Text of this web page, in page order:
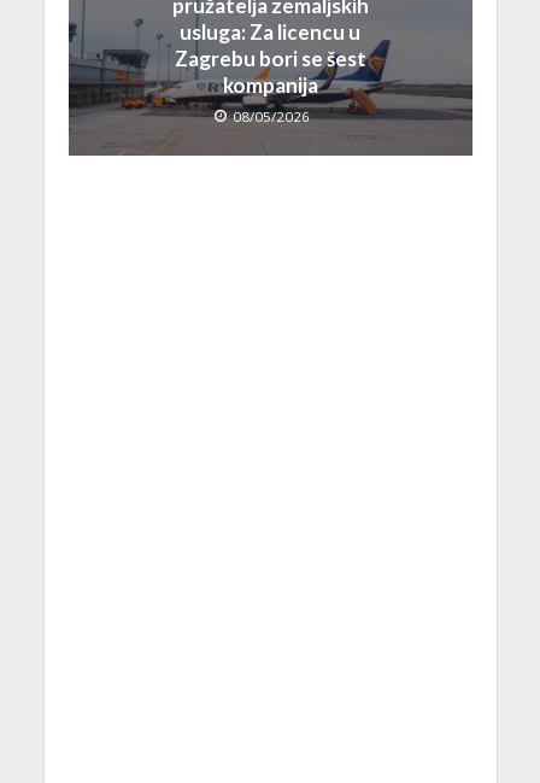
pružatelja zemaljskih
usluga: Za licencu u
Zagrebu bori se šest
kompanija
08/05/2026